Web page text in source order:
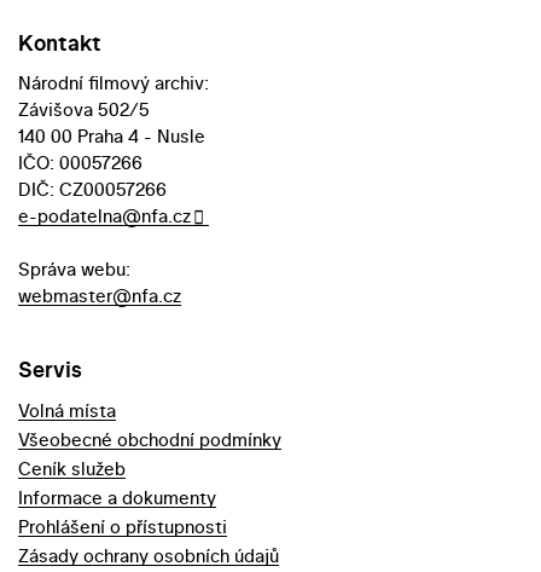
Kontakt
Národní filmový archiv:
Závišova 502/5
140 00 Praha 4 - Nusle
IČO: 00057266
DIČ: CZ00057266
e-podatelna@nfa.cz
Správa webu:
webmaster@nfa.cz
Servis
Volná místa
Všeobecné obchodní podmínky
Ceník služeb
Informace a dokumenty
Prohlášení o přístupnosti
Zásady ochrany osobních údajů